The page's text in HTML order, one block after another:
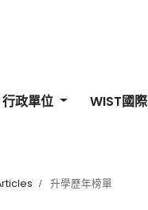
行政單位 WIST國際
升學歷年榜單